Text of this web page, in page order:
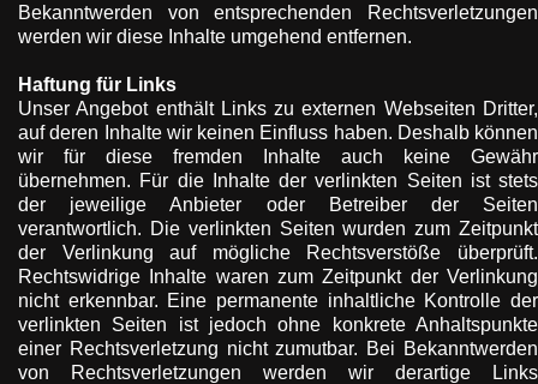
Bekanntwerden von entsprechenden
werden wir diese Inhalte umgehend entfernen.
Haftung für Links
Unser Angebot enthält Links zu externen Webseiten
auf deren Inhalte wir keinen Einfluss haben. Deshalb
wir für diese fremden Inhalte auch keine
übernehmen. Für die Inhalte der verlinkten Seiten ist
der jeweilige Anbieter oder Betreiber der
verantwortlich. Die verlinkten Seiten wurden zum
der Verlinkung auf mögliche Rechtsverstöße
Rechtswidrige Inhalte waren zum Zeitpunkt der
nicht erkennbar. Eine permanente inhaltliche Kontrolle
verlinkten Seiten ist jedoch ohne konkrete
einer Rechtsverletzung nicht zumutbar. Bei
von Rechtsverletzungen werden wir derartige